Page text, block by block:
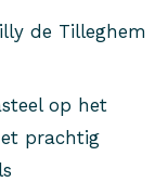
de Tilleghem
op het
prachtig